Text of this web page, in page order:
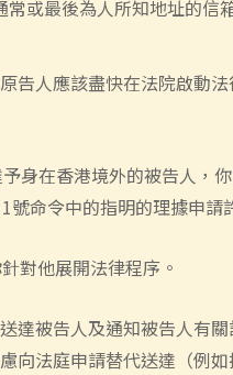
或最後為人所知地址的信
原告人應該盡快在法院啟動
身在香港境外的被告人，
號命令中的指明的理據申請
對他展開法律程序。
達被告人及通知被告人有
向法庭申請替代送達（例